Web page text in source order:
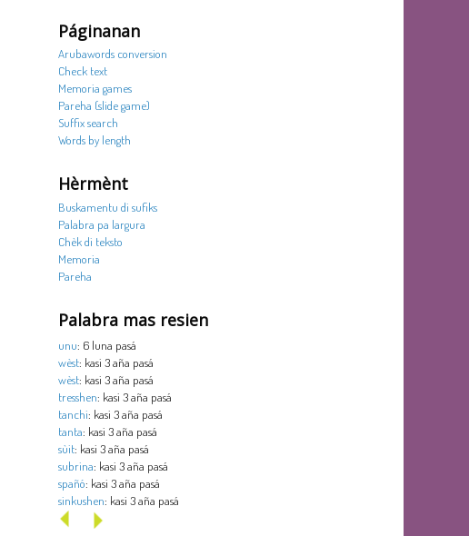
Páginanan
Arubawords conversion
Check text
Memoria games
Pareha (slide game)
Suffix search
Words by length
Hèrmènt
Buskamentu di sufiks
Palabra pa largura
Chèk di teksto
Memoria
Pareha
Palabra mas resien
unu: 6 luna pasá
wèst: kasi 3 aña pasá
wèst: kasi 3 aña pasá
tresshen: kasi 3 aña pasá
tanchi: kasi 3 aña pasá
tanta: kasi 3 aña pasá
sùit: kasi 3 aña pasá
subrina: kasi 3 aña pasá
spañó: kasi 3 aña pasá
sinkushen: kasi 3 aña pasá